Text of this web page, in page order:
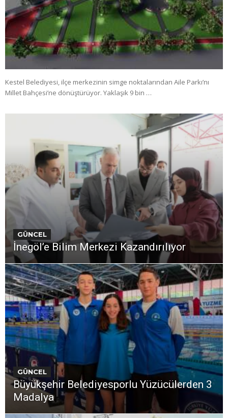
Kestel Belediyesi, ilçe merkezinin simge noktalarından Aile Parkı’nı
Millet Bahçesi’ne dönüştürüyor. Yaklaşık 9 bin …
GÜNCEL
İnegöl’e Bilim Merkezi Kazandırılıyor
GÜNCEL
Büyükşehir Belediyesporlu Yüzücülerden 3
Madalya